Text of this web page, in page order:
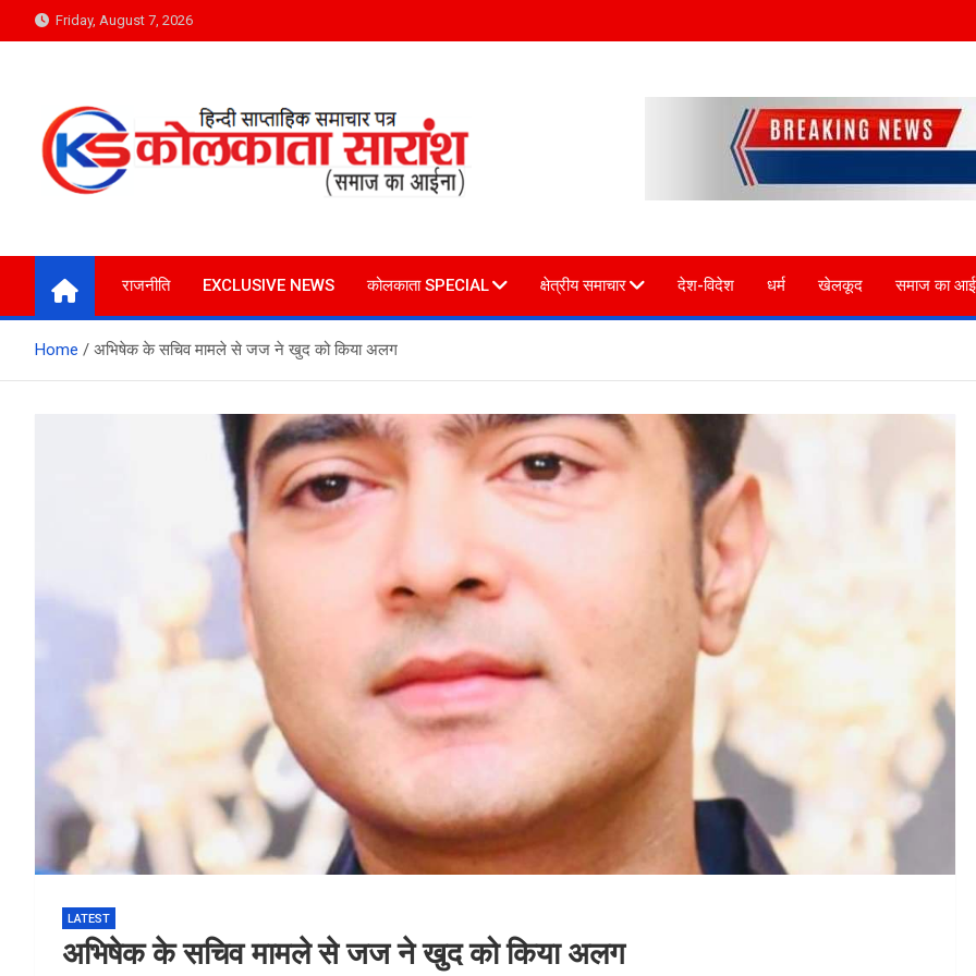
to
Friday, August 7, 2026
Kolkata Saransh News
राजनीति EXCLUSIVE NEWS कोलकाता SPECIAL क्षेत्रीय समाचार देश-विदेश धर्म खेलकूद समाज का
Home अभिषेक के सचिव मामले से जज ने खुद को किया अलग
LATEST
अभिषेक के सचिव मामले से जज ने खुद को किया अलग